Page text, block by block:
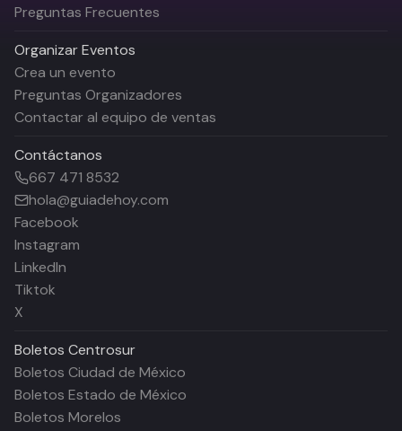
Preguntas Frecuentes
Organizar Eventos
Crea un evento
Preguntas Organizadores
Contactar al equipo de ventas
Contáctanos
667 471 8532
hola@guiadehoy.com
Facebook
Instagram
LinkedIn
Tiktok
X
Boletos Centrosur
Boletos Ciudad de México
Boletos Estado de México
Boletos Morelos